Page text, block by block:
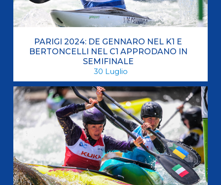
PARIGI 2024: DE GENNARO NEL K1 E
BERTONCELLI NEL C1 APPRODANO IN
SEMIFINALE
30 Luglio